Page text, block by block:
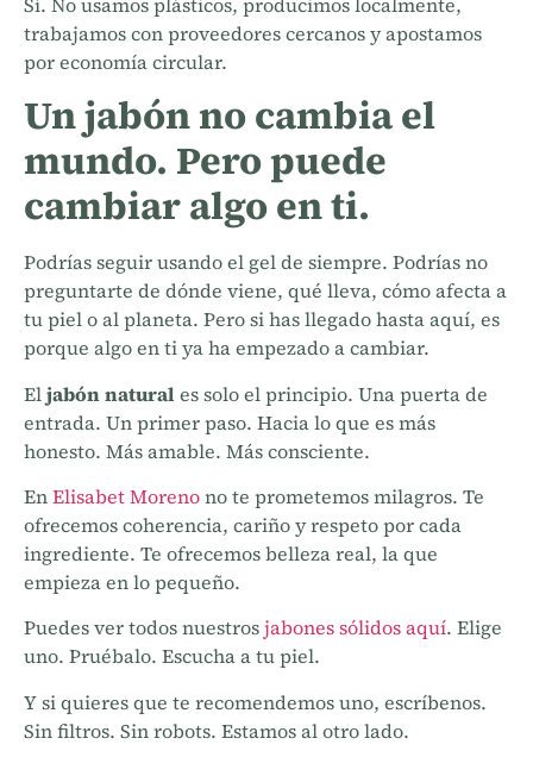
trabajamos con proveedores cercanos y apostamos
por economía circular.
Un jabón no cambia el
mundo. Pero puede
cambiar algo en ti.
Podrías seguir usando el gel de siempre. Podrías no
preguntarte de dónde viene, qué lleva, cómo afecta a
tu piel o al planeta. Pero si has llegado hasta aquí, es
porque algo en ti ya ha empezado a cambiar.
Eljabón natural es solo el principio. Una puerta de
entrada. Un primer paso. Hacia lo que es más
honesto. Más amable. Más consciente.
EnElisabet Morenono te prometemos milagros. Te
ofrecemos coherencia, cariño y respeto por cada
ingrediente. Te ofrecemos belleza real, la que
empieza en lo pequeño.
Puedes ver todos nuestrosjabones sólidos aquí. Elige
uno. Pruébalo. Escucha a tu piel.
Y si quieres que te recomendemos uno, escríbenos.
Sin filtros. Sin robots. Estamos al otro lado.